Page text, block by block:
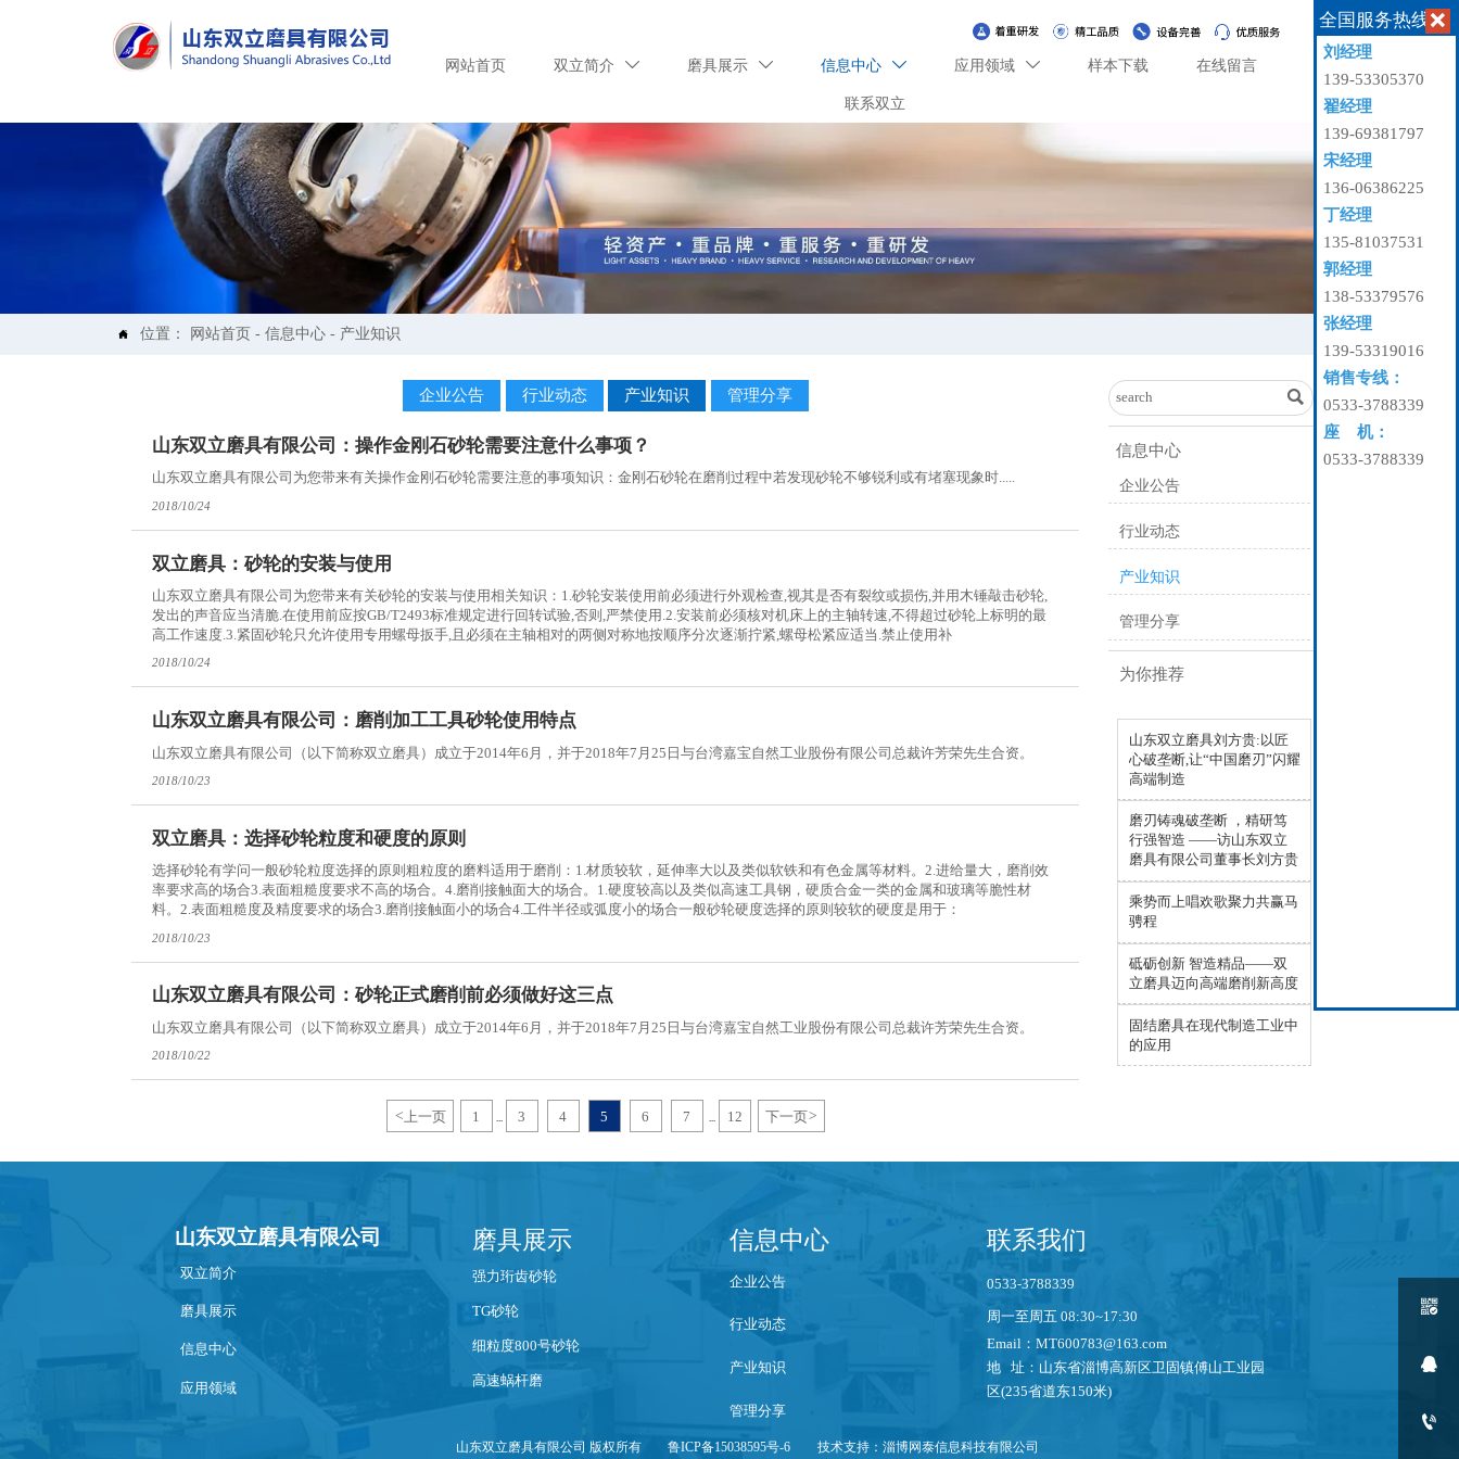
网站首页 双立简介  磨具展示  信息中心  应用领域  样本下载 在线留言
联系双立
 位置： 网站首页 - 信息中心- 产业知识
企业公告 行业动态 产业知识 管理分享
山东双立磨具有限公司：操作金刚石砂轮需要注意什么事项？
山东双立磨具有限公司为您带来有关操作金刚石砂轮需要注意的事项知识：金刚石砂轮在磨削过程中若发现砂轮不够锐利或有堵塞现象时.....
2018/10/24
双立磨具：砂轮的安装与使用
山东双立磨具有限公司为您带来有关砂轮的安装与使用相关知识：1.砂轮安装使用前必须进行外观检查,视其是否有裂纹或损伤,并用木锤敲击砂轮,
发出的声音应当清脆.在使用前应按GB/T2493标准规定进行回转试验,否则,严禁使用.2.安装前必须核对机床上的主轴转速,不得超过砂轮上标明的最
高工作速度.3.紧固砂轮只允许使用专用螺母扳手,且必须在主轴相对的两侧对称地按顺序分次逐渐拧紧,螺母松紧应适当.禁止使用补
2018/10/24
山东双立磨具有限公司：磨削加工工具砂轮使用特点
山东双立磨具有限公司（以下简称双立磨具）成立于2014年6月，并于2018年7月25日与台湾嘉宝自然工业股份有限公司总裁许芳荣先生合资。
2018/10/23
双立磨具：选择砂轮粒度和硬度的原则
选择砂轮有学问一般砂轮粒度选择的原则粗粒度的磨料适用于磨削：1.材质较软，延伸率大以及类似软铁和有色金属等材料。2.进给量大，磨削效
率要求高的场合3.表面粗糙度要求不高的场合。4.磨削接触面大的场合。1.硬度较高以及类似高速工具钢，硬质合金一类的金属和玻璃等脆性材
料。2.表面粗糙度及精度要求的场合3.磨削接触面小的场合4.工件半径或弧度小的场合一般砂轮硬度选择的原则较软的硬度是用于：
2018/10/23
山东双立磨具有限公司：砂轮正式磨削前必须做好这三点
山东双立磨具有限公司（以下简称双立磨具）成立于2014年6月，并于2018年7月25日与台湾嘉宝自然工业股份有限公司总裁许芳荣先生合资。
2018/10/22
<上一页 1 ... 3 4 5 6 7 ... 12 下一页>

信息中心
企业公告
行业动态
产业知识
管理分享
为你推荐
山东双立磨具刘方贵:以匠
心破垄断,让“中国磨刃”闪耀
高端制造
磨刃铸魂破垄断 ，精研笃
行强智造 ——访山东双立
磨具有限公司董事长刘方贵
乘势而上唱欢歌聚力共赢马
骋程
砥砺创新 智造精品——双
立磨具迈向高端磨削新高度
固结磨具在现代制造工业中
的应用
山东双立磨具有限公司
双立简介
磨具展示
信息中心
应用领域
磨具展示
强力珩齿砂轮
TG砂轮
细粒度800号砂轮
高速蜗杆磨
信息中心
企业公告
行业动态
产业知识
管理分享
联系我们
0533-3788339
周一至周五 08:30~17:30
Email：MT600783@163.com
地 址：山东省淄博高新区卫固镇傅山工业园
区(235省道东150米)
山东双立磨具有限公司 版权所有 鲁ICP备15038595号-6 技术支持：淄博网泰信息科技有限公司



全国服务热线
刘经理
139-53305370
翟经理
139-69381797
宋经理
136-06386225
丁经理
135-81037531
郭经理
138-53379576
张经理
139-53319016
销售专线：
0533-3788339
座 机：
0533-3788339
